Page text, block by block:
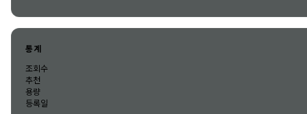
통계
조회수
추천
용량
등록일